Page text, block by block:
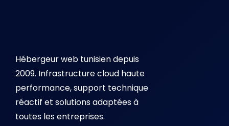
Hébergeur web tunisien depuis
2009. Infrastructure cloud haute
performance, support technique
réactif et solutions adaptées à
toutes les entreprises.